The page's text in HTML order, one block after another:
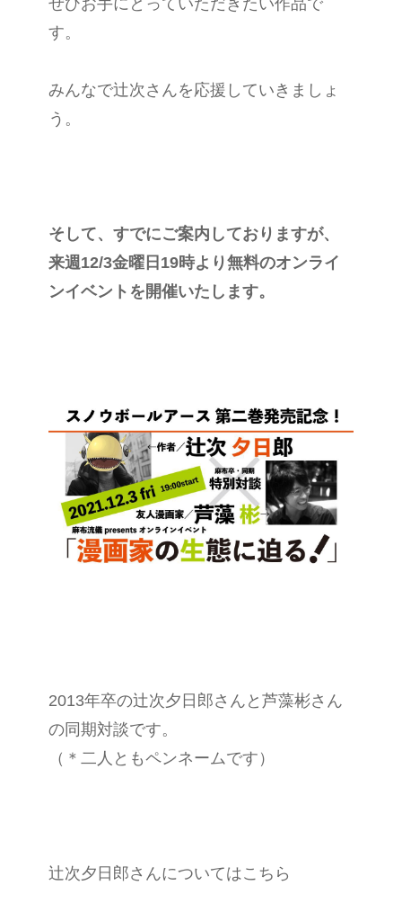
す。
みんなで辻次さんを応援していきましょ
う。
そして、すでにご案内しておりますが、
来週12/3金曜日19時より無料のオンライ
ンイベントを開催いたします。
2013年卒の辻次夕日郎さんと芦藻彬さん
の同期対談です。
（＊二人ともペンネームです）
辻次夕日郎さんについてはこちら